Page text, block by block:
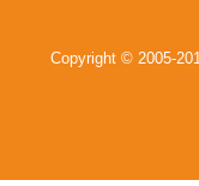
Copyright © 2005-